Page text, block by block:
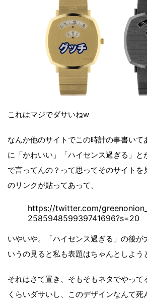
これはマジでダサいねw
なんか他のサイトでこの時計の事書いて
に「かわいい」「ハイセンス過ぎる」と
で言ってんの？って思ってそのサイトを
のリンクが貼ってあって、
https://twitter.com/
258594859939741696?s=20
いやいや。「ハイセンス過ぎる」の後が
いうの見ると私も表題はちゃんとしよ
それはさて置き、そもそもネタでやって
くらいダサいし、このデザインなんて死